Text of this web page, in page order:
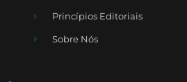
Princípios Editoriais
Sobre Nós